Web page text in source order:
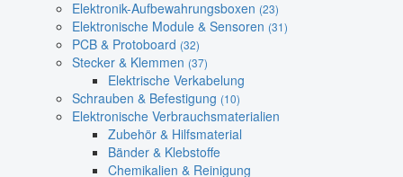
Elektronik-Aufbewahrungsboxen (23)
Elektronische Module & Sensoren (31)
PCB & Protoboard (32)
Stecker & Klemmen (37)
Elektrische Verkabelung
Schrauben & Befestigung (10)
Elektronische Verbrauchsmaterialien
Zubehör & Hilfsmaterial
Bänder & Klebstoffe
Chemikalien & Reinigung